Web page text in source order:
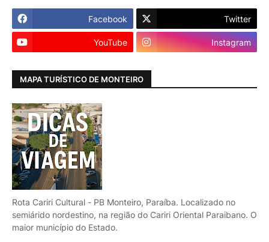
Facebook Twitter
YouTube Instagram
MAPA TURÍSTICO DE MONTEIRO
Rota Cariri Cultural - PB Monteiro, Paraíba. Localizado no
semiárido nordestino, na região do Cariri Oriental Paraibano. O
maior município do Estado.